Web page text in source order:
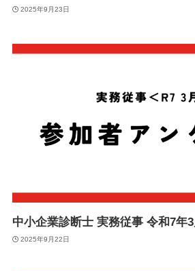
2025年9月23日
中小企業診断士 実務従事 令和7年
2025年9月22日